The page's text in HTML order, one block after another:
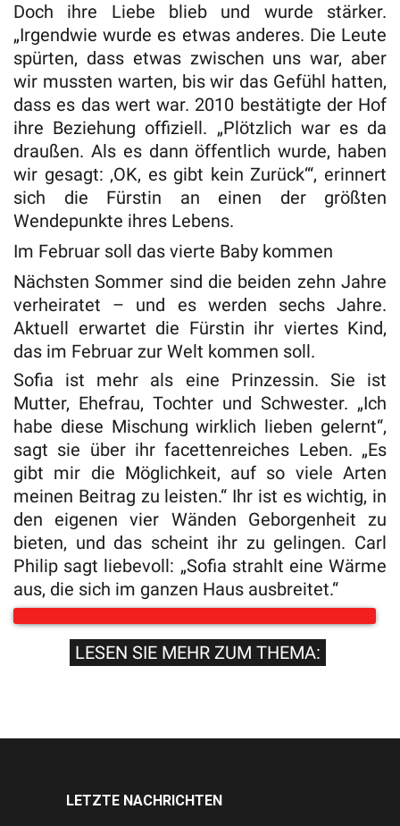
Doch ihre Liebe blieb und wurde stärker.
„Irgendwie wurde es etwas anderes. Die Leute
spürten, dass etwas zwischen uns war, aber
wir mussten warten, bis wir das Gefühl hatten,
dass es das wert war. 2010 bestätigte der Hof
ihre Beziehung offiziell. „Plötzlich war es da
draußen. Als es dann öffentlich wurde, haben
wir gesagt: ‚OK, es gibt kein Zurück‘“, erinnert
sich die Fürstin an einen der größten
Wendepunkte ihres Lebens.
Im Februar soll das vierte Baby kommen
Nächsten Sommer sind die beiden zehn Jahre
verheiratet – und es werden sechs Jahre.
Aktuell erwartet die Fürstin ihr viertes Kind,
das im Februar zur Welt kommen soll.
Sofia ist mehr als eine Prinzessin. Sie ist
Mutter, Ehefrau, Tochter und Schwester. „Ich
habe diese Mischung wirklich lieben gelernt“,
sagt sie über ihr facettenreiches Leben. „Es
gibt mir die Möglichkeit, auf so viele Arten
meinen Beitrag zu leisten.“ Ihr ist es wichtig, in
den eigenen vier Wänden Geborgenheit zu
bieten, und das scheint ihr zu gelingen. Carl
Philip sagt liebevoll: „Sofia strahlt eine Wärme
aus, die sich im ganzen Haus ausbreitet.“
LESEN SIE MEHR ZUM THEMA:
LETZTE NACHRICHTEN